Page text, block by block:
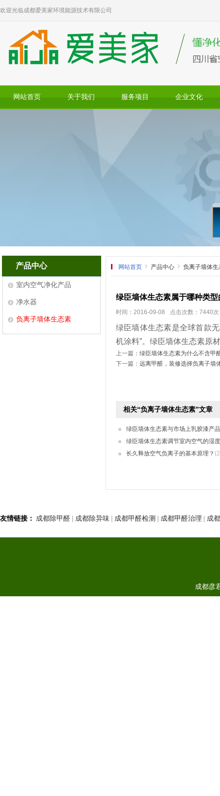
欢迎光临成都爱美家环境能源技术有限公司
网站首页 关于我们 服务项目 企业文化
产品中心
室内空气净化产品
净水器
负离子墙体生态素
网站首页 产品中心 负离子墙体生
绿臣墙体生态素属于哪种类型
时间：2016-09-08 点击次数：7440次
绿臣墙体生态素是全球首款
机涂料”。绿臣墙体生态素原
上一篇： 绿臣墙体生态素为什么不含甲
下一篇： 远离甲醛，装修选择负离子墙
相关“负离子墙体生态素”文章
绿臣墙体生态素与市场上乳胶漆产
绿臣墙体生态素调节室内空气的湿
长久释放空气负离子的基本原理？
友情链接： 成都除甲醛 | 成都除异味 | 成都甲醛检测 | 成都甲醛治理 | 成
成都彦